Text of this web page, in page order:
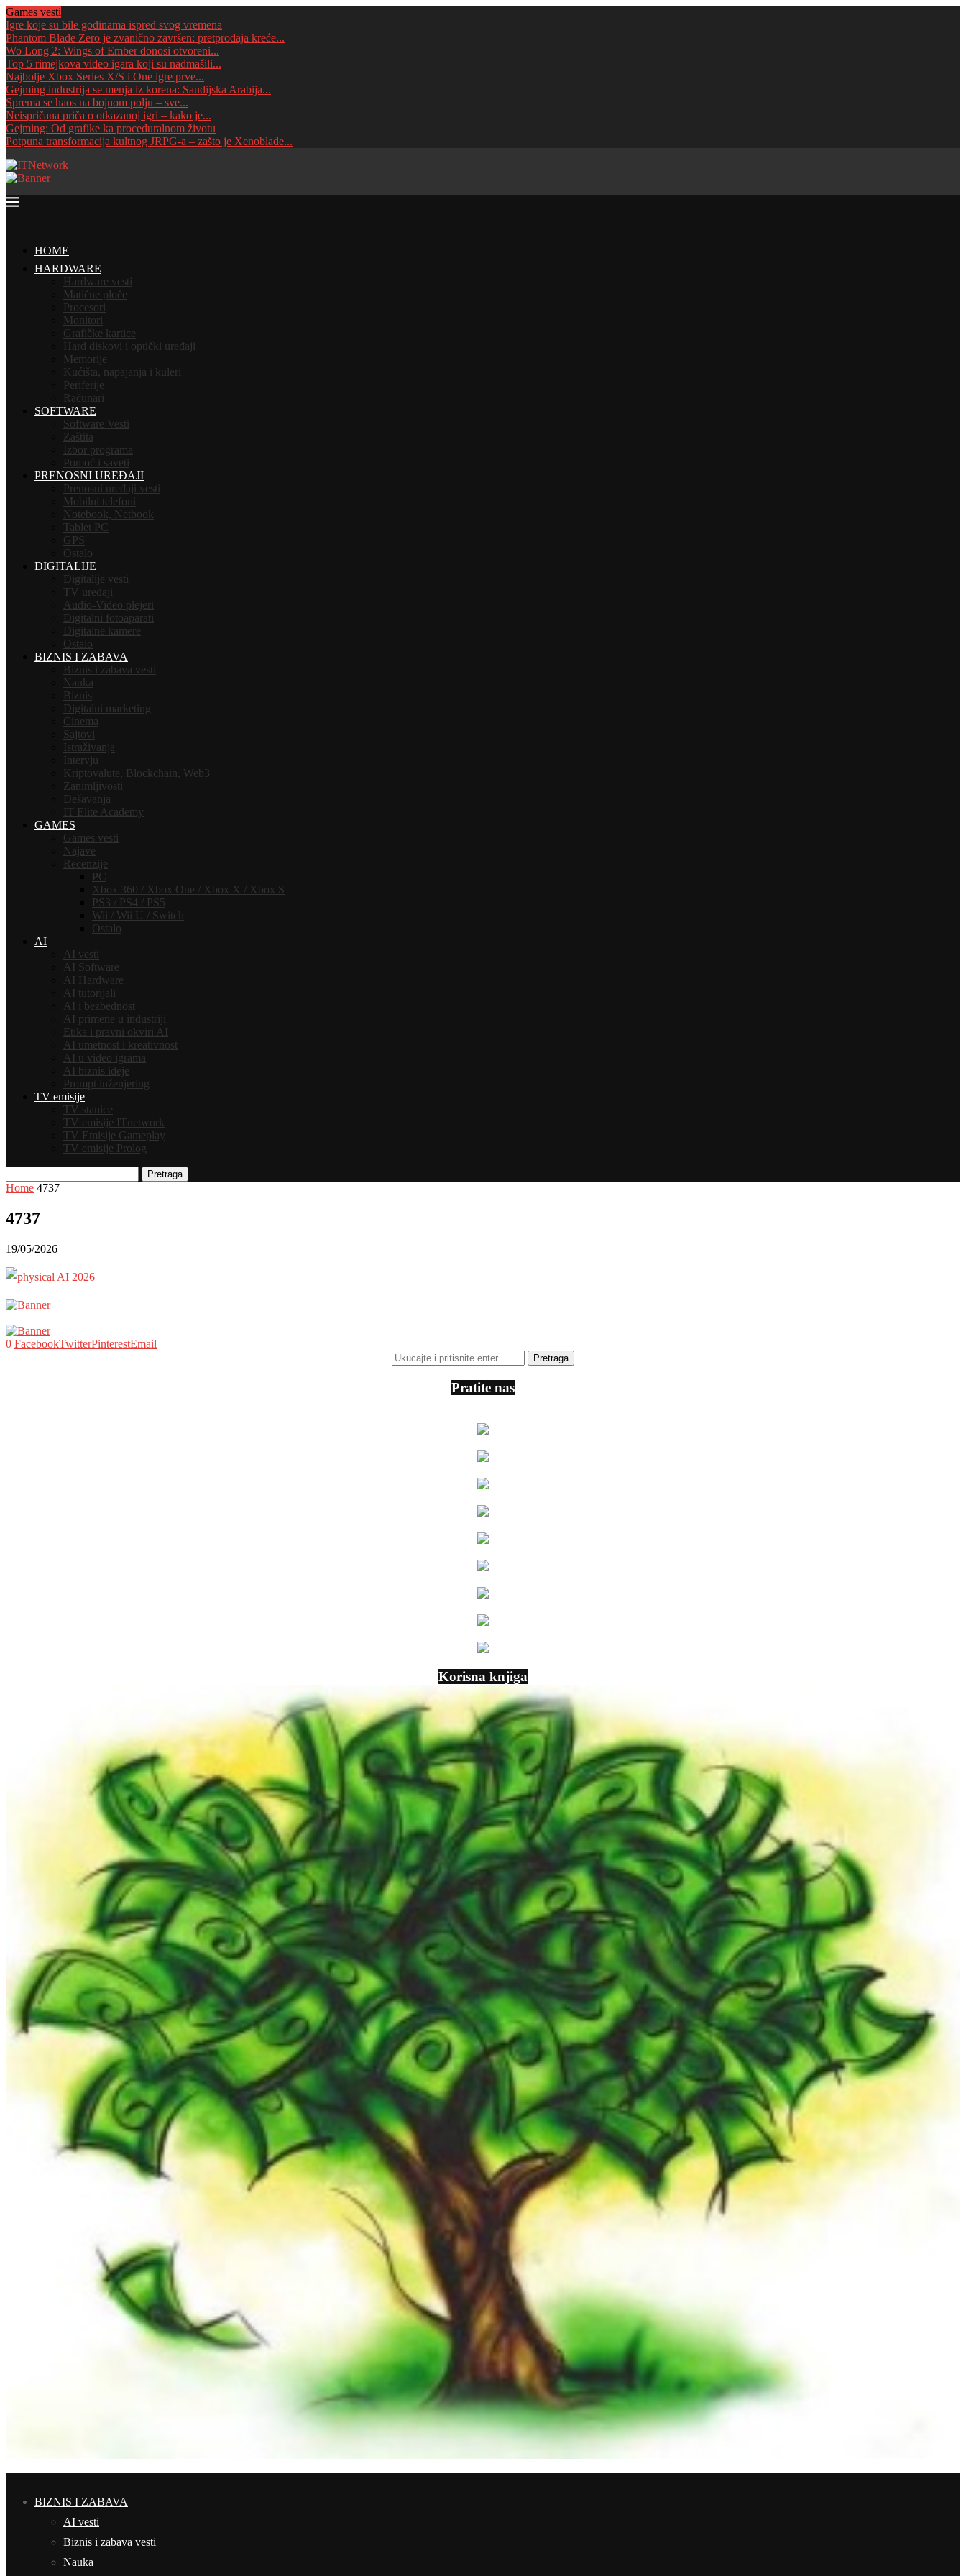
Games vesti
Igre koje su bile godinama ispred svog vremena
Phantom Blade Zero je zvanično završen: pretprodaja kreće...
Wo Long 2: Wings of Ember donosi otvoreni...
Top 5 rimejkova video igara koji su nadmašili...
Najbolje Xbox Series X/S i One igre prve...
Gejming industrija se menja iz korena: Saudijska Arabija...
Sprema se haos na bojnom polju – sve...
Neispričana priča o otkazanoj igri – kako je...
Gejming: Od grafike ka proceduralnom životu
Potpuna transformacija kultnog JRPG-a – zašto je Xenoblade...
HOME
HARDWARE
Hardware vesti
Matične ploče
Procesori
Monitori
Grafičke kartice
Hard diskovi i optički uređaji
Memorije
Kućišta, napajanja i kuleri
Periferije
Računari
SOFTWARE
Software Vesti
Zaštita
Izbor programa
Pomoć i saveti
PRENOSNI UREĐAJI
Prenosni uređaji vesti
Mobilni telefoni
Notebook, Netbook
Tablet PC
GPS
Ostalo
DIGITALIJE
Digitalije vesti
TV uređaji
Audio-Video plejeri
Digitalni fotoaparati
Digitalne kamere
Ostalo
BIZNIS I ZABAVA
Biznis i zabava vesti
Nauka
Biznis
Digitalni marketing
Cinema
Sajtovi
Istraživanja
Intervju
Kriptovalute, Blockchain, Web3
Zanimljivosti
Dešavanja
IT Elite Academy
GAMES
Games vesti
Najave
Recenzije
PC
Xbox 360 / Xbox One / Xbox X / Xbox S
PS3 / PS4 / PS5
Wii / Wii U / Switch
Ostalo
AI
AI vesti
AI Software
AI Hardware
AI tutorijali
AI i bezbednost
AI primene u industriji
Etika i pravni okviri AI
AI umetnost i kreativnost
AI u video igrama
AI biznis ideje
Prompt inženjering
TV emisije
TV stanice
TV emisije ITnetwork
TV Emisije Gameplay
TV emisije Prolog
Pretraga
Home 4737
4737
19/05/2026
0 FacebookTwitterPinterestEmail
Pratite nas
Korisna knjiga
BIZNIS I ZABAVA
AI vesti
Biznis i zabava vesti
Nauka